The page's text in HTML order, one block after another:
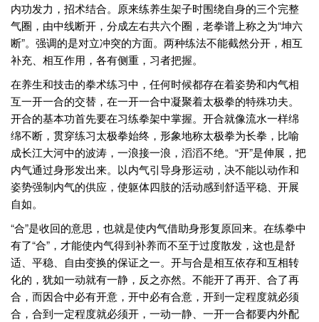
内功发力，招术结合。原来练养生架子时围绕自身的三个完整
气圈，由中线断开，分成左右共六个圈，老拳谱上称之为“坤六
断”。强调的是对立冲突的方面。两种练法不能截然分开，相互
补充、相互作用，各有侧重，习者把握。
在养生和技击的拳术练习中，任何时候都存在着姿势和内气相
互一开一合的交替，在一开一合中凝聚着太极拳的特殊功夫。
开合的基本功首先要在习练拳架中掌握。开合就像流水一样绵
绵不断，贯穿练习太极拳始终，形象地称太极拳为长拳，比喻
成长江大河中的波涛，一浪接一浪，滔滔不绝。“开”是伸展，把
内气通过身形发出来。以内气引导身形运动，决不能以动作和
姿势强制内气的供应，使躯体四肢的活动感到舒适平稳、开展
自如。
“合”是收回的意思，也就是使内气借助身形复原回来。在练拳中
有了“合”，才能使内气得到补养而不至于过度散发，这也是舒
适、平稳、自由变换的保证之一。开与合是相互依存和互相转
化的，犹如一动就有一静，反之亦然。不能开了再开、合了再
合，而因合中必有开意，开中必有合意，开到一定程度就必须
合，合到一定程度就必须开，一动一静、一开一合都要内外配